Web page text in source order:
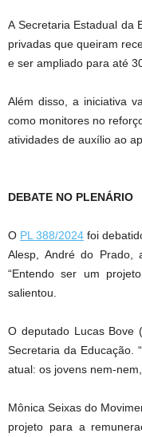
A Secretaria Estadual da
privadas que queiram
e ser ampliado para até
Além disso, a iniciativa
como monitores no
atividades de auxílio ao
DEBATE NO PLENÁRIO
O PL 388/2024 foi
Alesp, André do Prado,
“Entendo ser um
salientou.
O deputado Lucas Bove
Secretaria da Educação.
atual: os jovens nem-
Mônica Seixas do
projeto para a